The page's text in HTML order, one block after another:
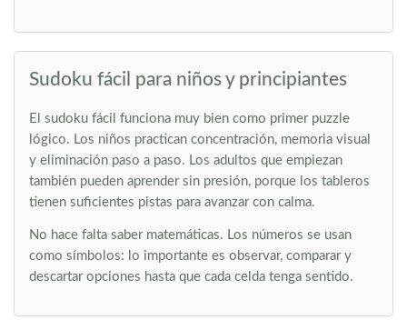
Sudoku fácil para niños y principiantes
El sudoku fácil funciona muy bien como primer puzzle
lógico. Los niños practican concentración, memoria visual
y eliminación paso a paso. Los adultos que empiezan
también pueden aprender sin presión, porque los tableros
tienen suficientes pistas para avanzar con calma.
No hace falta saber matemáticas. Los números se usan
como símbolos: lo importante es observar, comparar y
descartar opciones hasta que cada celda tenga sentido.